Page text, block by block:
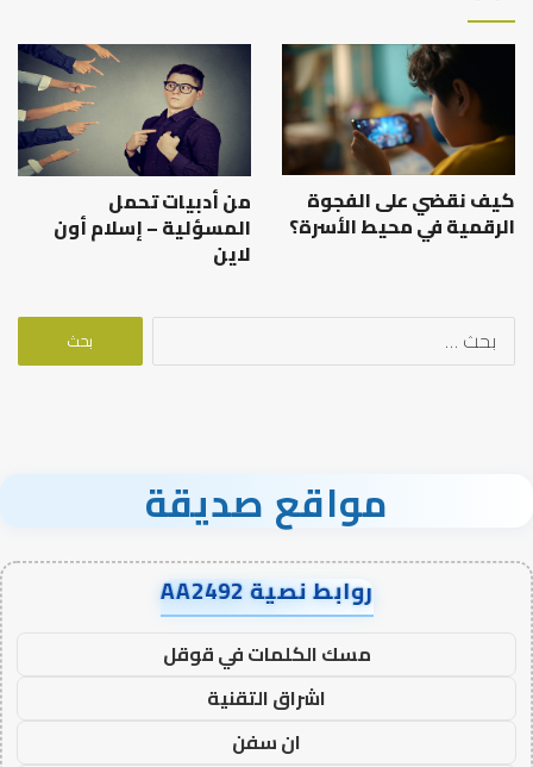
كيف نقضي على الفجوة
الرقمية في محيط الأسرة؟
من أدبيات تحمل
المسؤلية – إسلام أون
لاين
البحث
مواقع صديقة
روابط نصية AA2492
مسك الكلمات في قوقل
اشراق التقنية
ان سفن